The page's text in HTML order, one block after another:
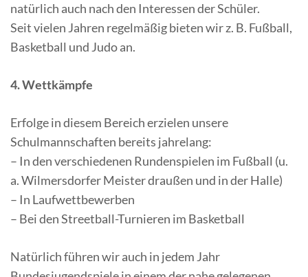
natürlich auch nach den Interessen der Schüler.
Seit vielen Jahren regelmäßig bieten wir z. B. Fußball,
Basketball und Judo an.
4. Wettkämpfe
Erfolge in diesem Bereich erzielen unsere
Schulmannschaften bereits jahrelang:
– In den verschiedenen Rundenspielen im Fußball (u.
a. Wilmersdorfer Meister draußen und in der Halle)
– In Laufwettbewerben
– Bei den Streetball-Turnieren im Basketball
Natürlich führen wir auch in jedem Jahr